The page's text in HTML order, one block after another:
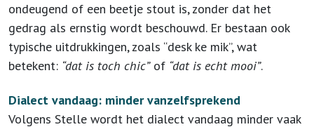
ondeugend of een beetje stout is, zonder dat het
gedrag als ernstig wordt beschouwd. Er bestaan ook
typische uitdrukkingen, zoals “desk ke mik”, wat
betekent: “dat is toch chic”of “dat is echt mooi”.
Dialect vandaag: minder vanzelfsprekend
Volgens Stelle wordt het dialect vandaag minder vaak